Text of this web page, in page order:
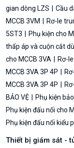
gian dòng LZS
Cầu
MCCB 3VM
Rơ-le
5ST3
Phụ kiện cho
thấp áp và cuộn cắt
cho MCCB 3VA
Rơ-
MCCB 3VA 3P 4P
MCCB 3VA 3P 4P
BẢO VỆ
Phụ kiện
Phụ kiện đấu nối cho
Phụ kiện đấu nối kiểu
Thiết bị giám sát -